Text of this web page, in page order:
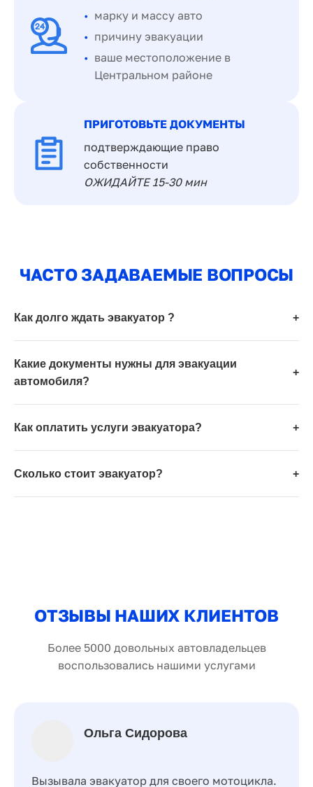
марку и массу авто
причину эвакуации
ваше местоположение в
Центральном районе
ПРИГОТОВЬТЕ ДОКУМЕНТЫ
подтверждающие право
собственности
ОЖИДАЙТЕ 15-30 мин
ЧАСТО ЗАДАВАЕМЫЕ ВОПРОСЫ
Как долго ждать эвакуатор ? +
Какие документы нужны для эвакуации
автомобиля?
+
Как оплатить услуги эвакуатора? +
Сколько стоит эвакуатор? +
ОТЗЫВЫ НАШИХ КЛИЕНТОВ
Более 5000 довольных автовладельцев
воспользовались нашими услугами
Ольга Сидорова
Вызывала эвакуатор для своего мотоцикла.